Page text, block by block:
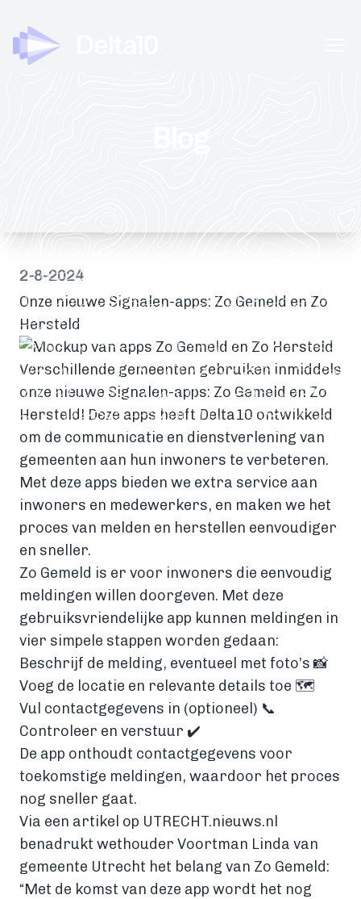
Delta10
2-8-2024
Onze nieuwe Signalen-apps: Zo Gemeld en Zo
Hersteld
Verschillende gemeenten gebruiken inmiddels
onze nieuwe Signalen-apps: Zo Gemeld en Zo
Hersteld! Deze apps heeft Delta10 ontwikkeld
om de communicatie en dienstverlening van
gemeenten aan hun inwoners te verbeteren.
Met deze apps bieden we extra service aan
inwoners en medewerkers, en maken we het
proces van melden en herstellen eenvoudiger
en sneller.
Zo Gemeld is er voor inwoners die eenvoudig
meldingen willen doorgeven. Met deze
gebruiksvriendelijke app kunnen meldingen in
vier simpele stappen worden gedaan:
Beschrijf de melding, eventueel met foto’s 📸
Voeg de locatie en relevante details toe 🗺️
Vul contactgegevens in (optioneel) 📞
Controleer en verstuur ✔️
De app onthoudt contactgegevens voor
toekomstige meldingen, waardoor het proces
nog sneller gaat.
Via een artikel op UTRECHT.nieuws.nl
benadrukt wethouder Voortman Linda van
gemeente Utrecht het belang van Zo Gemeld:
“Met de komst van deze app wordt het nog